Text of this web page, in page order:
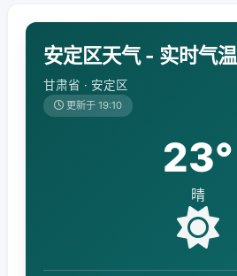
安定区天气 - 实时气
甘肃省 · 安定区
更新于 19:10
23°
晴